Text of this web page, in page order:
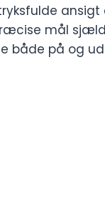
mål
både på og